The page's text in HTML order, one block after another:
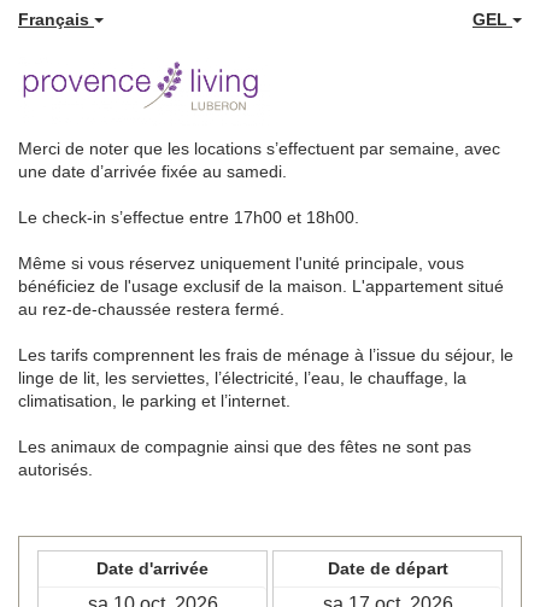
Français GEL
Merci de noter que les locations s’effectuent par semaine, avec
une date d’arrivée fixée au samedi.
Le check-in s’effectue entre 17h00 et 18h00.
Même si vous réservez uniquement l'unité principale, vous
bénéficiez de l'usage exclusif de la maison. L'appartement situé
au rez-de-chaussée restera fermé.
Les tarifs comprennent les frais de ménage à l’issue du séjour, le
linge de lit, les serviettes, l’électricité, l’eau, le chauffage, la
climatisation, le parking et l’internet.
Les animaux de compagnie ainsi que des fêtes ne sont pas
autorisés.
Date d'arrivée Date de départ